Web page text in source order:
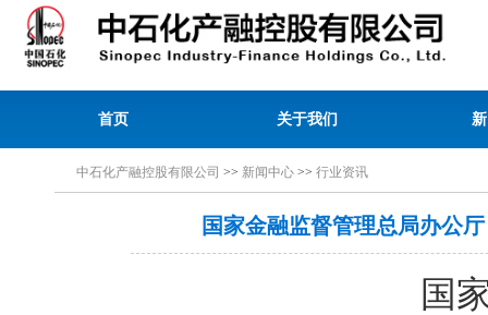
首页 关于我们
中石化产融控股有限公司 >> 新闻中心 >> 行业资讯
国家金融监督管理总局办公
国